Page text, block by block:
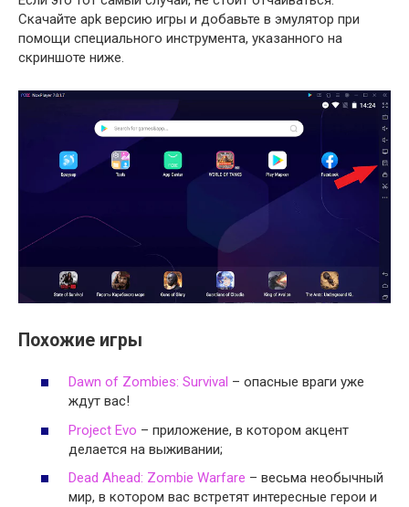
Скачайте apk версию игры и добавьте в эмулятор при
помощи специального инструмента, указанного на
скриншоте ниже.
Похожие игры
Dawn of Zombies: Survival – опасные враги уже
ждут вас!
Project Evo – приложение, в котором акцент
делается на выживании;
Dead Ahead: Zombie Warfare – весьма необычный
мир, в котором вас встретят интересные герои и